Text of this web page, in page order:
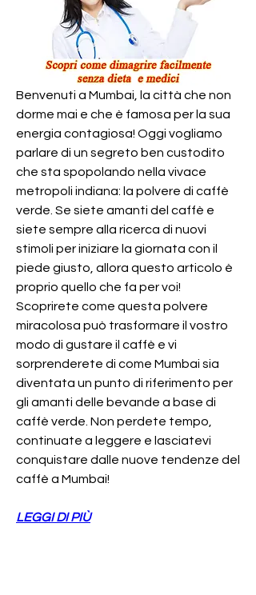
Benvenuti a Mumbai, la città che non
dorme mai e che è famosa per la sua
energia contagiosa! Oggi vogliamo
parlare di un segreto ben custodito
che sta spopolando nella vivace
metropoli indiana: la polvere di caffè
verde. Se siete amanti del caffè e
siete sempre alla ricerca di nuovi
stimoli per iniziare la giornata con il
piede giusto, allora questo articolo è
proprio quello che fa per voi!
Scoprirete come questa polvere
miracolosa può trasformare il vostro
modo di gustare il caffè e vi
sorprenderete di come Mumbai sia
diventata un punto di riferimento per
gli amanti delle bevande a base di
caffè verde. Non perdete tempo,
continuate a leggere e lasciatevi
conquistare dalle nuove tendenze del
caffè a Mumbai!
LEGGI DI PIÙ